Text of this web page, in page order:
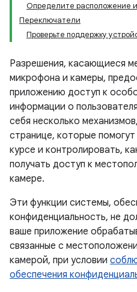
Определите расположение
Переключатели
Проверьте поддержку
Разрешения, касающиеся
микрофона и камеры,
приложению доступ к
информации о
себя несколько
странице, которые
курсе и контролировать,
получать доступ к
камере.
Эти функции системы,
конфиденциальность, не
ваше приложение
связанные с
камерой, при условии
обеспечения